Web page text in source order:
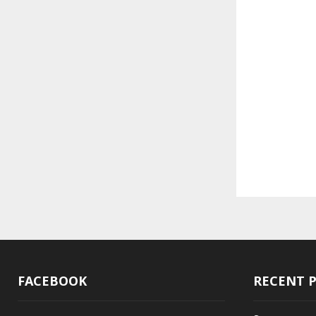
FACEBOOK RECENT